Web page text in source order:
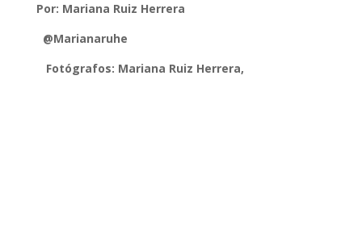
Por: Mariana Ruiz Herrera
@Marianaruhe
Fotógrafos: Mariana Ruiz Herrera,